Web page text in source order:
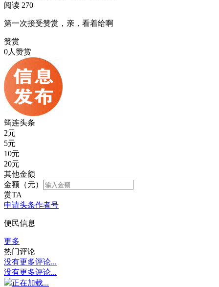
阅读 270
第一次接受赞赏，亲，看着给啊
赞赏
0人赞赏
筠连头条
2元
5元
10元
20元
其他金额
金额（元）
赏TA
申请头条作者号
便民信息
更多
热门评论
没有更多评论...
没有更多评论...
正在加载...